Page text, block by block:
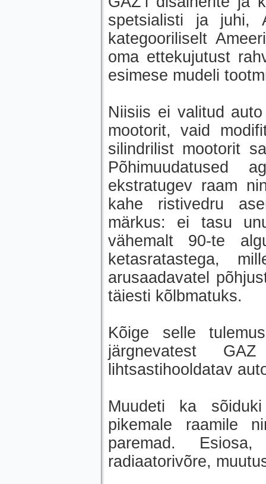
spetsialisti ja juhi,
kategooriliselt
oma ettekujutust
esimese mudeli
Niisiis ei valitud
mootorit, vaid
silindrilist mootorit
Põhimuudatused
ekstratugev raam
kahe ristivedru
märkus: ei tasu
vähemalt 90-te
ketasratastega,
arusaadavatel
täiesti kõlbmatuks.
Kõige selle
järgnevatest
lihtsastihooldatav
Muudeti ka
pikemale raamile
paremad.
radiaatorivõre,